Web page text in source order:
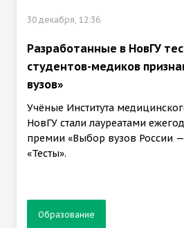
30 декабря, 12:36
Разработанные в НовГУ
студентов-медиков
вузов»
Учёные Института
НовГУ стали лауреатами
премии «Выбор вузов России
«Тесты».
Образование